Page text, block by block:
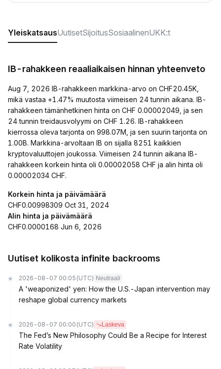
YleiskatsausUutisetSijoitusSosiaalinenUKK:t
IB-rahakkeen reaaliaikaisen hinnan yhteenveto
Aug 7, 2026 IB-rahakkeen markkina-arvo on CHF20.45K,
mikä vastaa +1.47% muutosta viimeisen 24 tunnin aikana. IB-
rahakkeen tämänhetkinen hinta on CHF 0.00002049, ja sen
24 tunnin treidausvolyymi on CHF 1.26. IB-rahakkeen
kierrossa oleva tarjonta on 998.07M, ja sen suurin tarjonta on
1.00B. Markkina-arvoltaan IB on sijalla 8251 kaikkien
kryptovaluuttojen joukossa. Viimeisen 24 tunnin aikana IB-
rahakkeen korkein hinta oli 0.00002058 CHF ja alin hinta oli
0.00002034 CHF.
Korkein hinta ja päivämäärä
CHF0.00998309 Oct 31, 2024
Alin hinta ja päivämäärä
CHF0.0000168 Jun 6, 2026
Uutiset kolikosta infinite backrooms
2026-08-07 00:05 (UTC) Neutraali
A 'weaponized' yen: How the U.S.-Japan intervention may
reshape global currency markets
2026-08-07 00:00 (UTC) Laskeva
The Fed’s New Philosophy Could Be a Recipe for Interest
Rate Volatility